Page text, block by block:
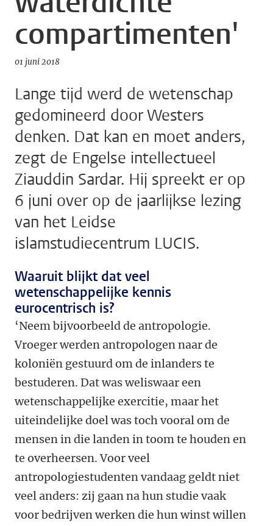
compartimenten'
01 juni 2018
Lange tijd werd de wetenschap
gedomineerd door Westers
denken. Dat kan en moet anders,
zegt de Engelse intellectueel
Ziauddin Sardar. Hij spreekt er op
6 juni over op de jaarlijkse lezing
van het Leidse
islamstudiecentrum LUCIS.
Waaruit blijkt dat veel
wetenschappelijke kennis
eurocentrisch is?
‘Neem bijvoorbeeld de antropologie.
Vroeger werden antropologen naar de
koloniën gestuurd om de inlanders te
bestuderen. Dat was weliswaar een
wetenschappelijke exercitie, maar het
uiteindelijke doel was toch vooral om de
mensen in die landen in toom te houden en
te overheersen. Voor veel
antropologiestudenten vandaag geldt niet
veel anders: zij gaan na hun studie vaak
voor bedrijven werken die hun winst willen